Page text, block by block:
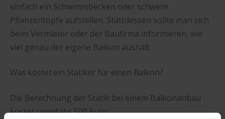
einfach ein Schwimmbecken oder schwere
Pflanzentöpfe aufstellen. Stattdessen sollte man sich
beim Vermieter oder der Baufirma informieren, wie
viel genau der eigene Balkon aushält.
Was kostet ein Statiker für einen Balkon?
Die Berechnung der Statik bei einem Balkonanbau
kostet ungefähr 500 Euro.